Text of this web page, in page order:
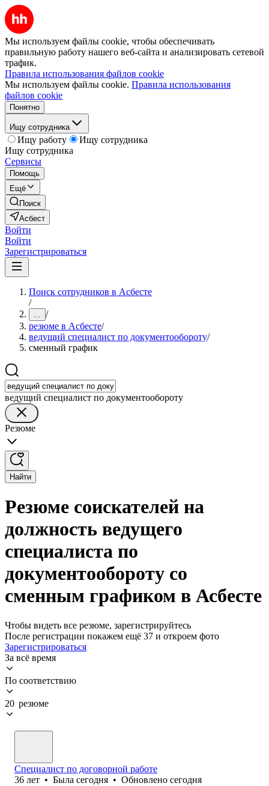
Мы используем файлы cookie, чтобы обеспечивать
правильную работу нашего веб-сайта и анализировать сетевой
трафик.
Правила использования файлов cookie
Мы используем файлы cookie. Правила использования
файлов cookie
Понятно
Ищу сотрудника
Ищу работу
Ищу сотрудника
Ищу сотрудника
Сервисы
Помощь
Ещё
Поиск
Асбест
Войти
Войти
Зарегистрироваться
Поиск сотрудников в Асбесте
/
... /
резюме в Асбесте/
ведущий специалист по документообороту/
сменный график
ведущий специалист по документообороту
Резюме
Найти
Резюме соискателей на
должность ведущего
специалиста по
документообороту со
сменным графиком в Асбесте
Чтобы видеть все резюме, зарегистрируйтесь
После регистрации покажем ещё 37 и откроем фото
Зарегистрироваться
За всё время
По соответствию
20 резюме
Специалист по договорной работе
36 лет • Была сегодня • Обновлено сегодня